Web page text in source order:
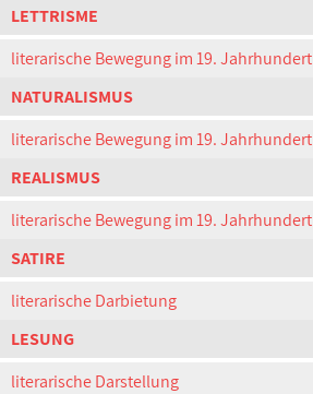
LETTRISME
literarische Bewegung im 19. Jahrhundert
NATURALISMUS
literarische Bewegung im 19. Jahrhundert
REALISMUS
literarische Bewegung im 19. Jahrhundert
SATIRE
literarische Darbietung
LESUNG
literarische Darstellung